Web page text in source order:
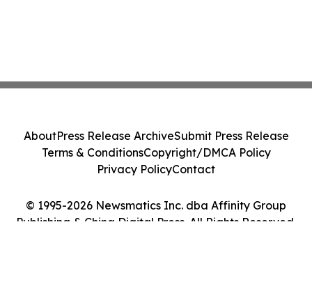
© 1995-2026 Newsmatics Inc. dba Affinity Group
Publishing & China Digital Press. All Rights Reserved.
AboutPress Release ArchiveSubmit Press Release
Terms & ConditionsCopyright/DMCA Policy
Privacy PolicyContact